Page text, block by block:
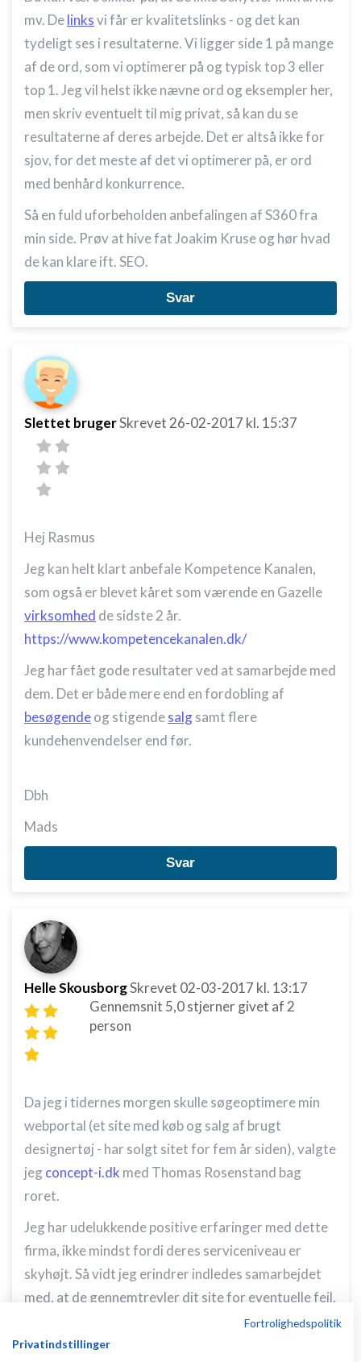
mv. Delinksvi får er kvalitetslinks - og det kan
tydeligt ses i resultaterne. Vi ligger side 1 på mange
af de ord, som vi optimerer på og typisk top 3 eller
top 1. Jeg vil helst ikke nævne ord og eksempler her,
men skriv eventuelt til mig privat, så kan du se
resultaterne af deres arbejde. Det er altså ikke for
sjov, for det meste af det vi optimerer på, er ord
med benhård konkurrence.
Så en fuld uforbeholden anbefalingen af S360 fra
min side. Prøv at hive fat Joakim Kruse og hør hvad
de kan klare ift. SEO.
Svar
Slettet brugerSkrevet 26-02-2017 kl. 15:37
Hej Rasmus
Jeg kan helt klart anbefale Kompetence Kanalen,
som også er blevet kåret som værende en Gazelle
virksomhed de sidste 2 år.
https://www.kompetencekanalen.dk/
Jeg har fået gode resultater ved at samarbejde med
dem. Det er både mere end en fordobling af
besøgendeog stigendesalgsamt flere
kundehenvendelser end før.
Dbh
Mads
Svar
Helle SkousborgSkrevet 02-03-2017 kl. 13:17
Gennemsnit 5,0stjerner givet af 2
person
Da jeg i tidernes morgen skulle søgeoptimere min
webportal (et site med køb og salg af brugt
designertøj - har solgt sitet for fem år siden), valgte
jeg concept-i.dk med Thomas Rosenstand bag
roret.
Jeg har udelukkende positive erfaringer med dette
firma, ikke mindst fordi deres serviceniveau er
skyhøjt. Så vidt jeg erindrer indledes samarbejdet
med, at de gennemtrevler dit site for eventuelle fejl,
søgemaskineoptimering
påbegyndes.
Fortrolighedspolitik
Privatindstillinger